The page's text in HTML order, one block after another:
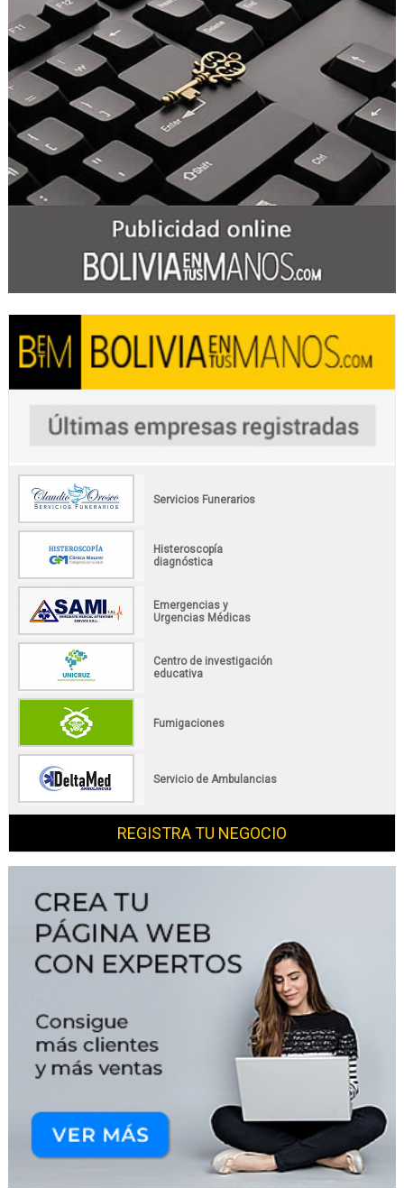
Servicios Funerarios
Histeroscopía
diagnóstica
Emergencias y
Urgencias Médicas
Centro de investigación
educativa
Fumigaciones
Servicio de Ambulancias
REGISTRA TU NEGOCIO